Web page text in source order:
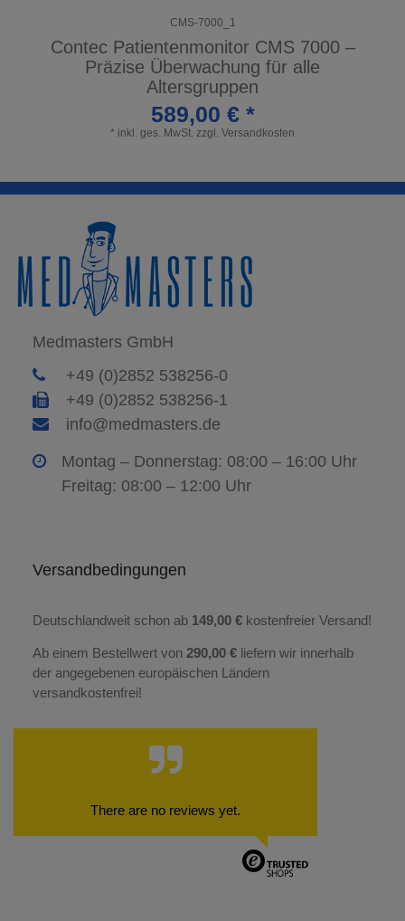
CMS-7000_1
Contec Patientenmonitor CMS 7000 –
Präzise Überwachung für alle
Altersgruppen
589,00 € *
* inkl. ges. MwSt. zzgl. Versandkosten
Medmasters GmbH
+49 (0)2852 538256-0
+49 (0)2852 538256-1
info@medmasters.de
Montag – Donnerstag: 08:00 – 16:00 Uhr
Freitag: 08:00 – 12:00 Uhr
Versandbedingungen
Deutschlandweit schon ab 149,00 € kostenfreier Versand!
Ab einem Bestellwert von 290,00 € liefern wir innerhalb
der angegebenen europäischen Ländern
versandkostenfrei!
There are no reviews yet.